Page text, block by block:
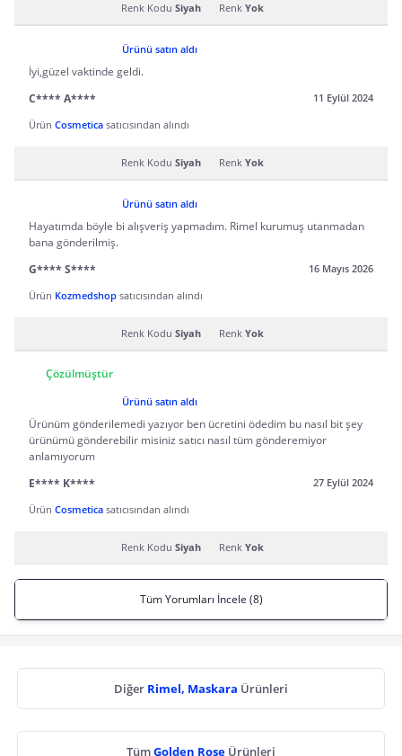
Renk Kodu Siyah Renk Yok
Ürünü satın aldı
İyi,güzel vaktinde geldi.
C**** A****
11 Eylül 2024
Ürün Cosmetica satıcısından alındı
Renk Kodu Siyah Renk Yok
Ürünü satın aldı
Hayatımda böyle bi alışveriş yapmadım. Rimel kurumuş utanmadan
bana gönderilmiş.
G**** S****
16 Mayıs 2026
Ürün Kozmedshop satıcısından alındı
Renk Kodu Siyah Renk Yok
Çözülmüştür
Ürünü satın aldı
Ürünüm gönderilemedi yazıyor ben ücretini ödedim bu nasıl bit şey
ürünümü gönderebilir misiniz satıcı nasıl tüm gönderemiyor
anlamıyorum
E**** K****
27 Eylül 2024
Ürün Cosmetica satıcısından alındı
Renk Kodu Siyah Renk Yok
Tüm Yorumları İncele (8)
Diğer Rimel, Maskara Ürünleri
TümGolden Rose Ürünleri